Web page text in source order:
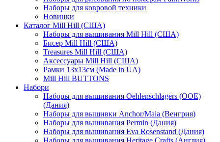
Наборы для ковровой техники
Новинки
Каталог Mill Hill (США)
Наборы для вышивания Mill Hill (США)
Бисер Mill Hill (США)
Treasures Mill Hill (США)
Аксессуары Mill Hill (США)
Рамки 13х13см (Made in UA)
Mill Hill BUTTONS
Набори
Наборы для вышивания Oehlenschlagers (OOE)
(Дания)
Наборы для вышивки Anchor/Maia (Венгрия)
Наборы для вышивания Permin (Дания)
Наборы для вышивания Eva Rosenstand (Дания)
Наборы для вышивания Heritage Crafts (Англия)